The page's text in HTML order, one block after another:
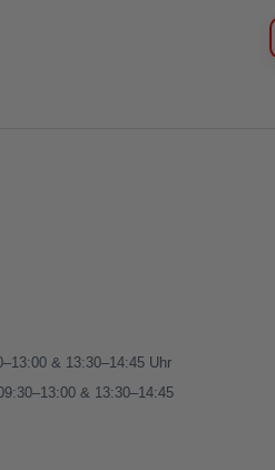
& 13:30–14:45 Uhr
& 13:30–14:45